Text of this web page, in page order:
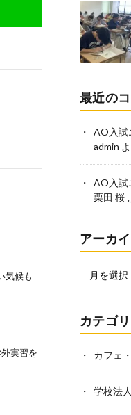
気候も
実習を
最近の
AO入試
admin
AO入試
栗田 桜
アーカ
カテゴ
カフェ
学校法